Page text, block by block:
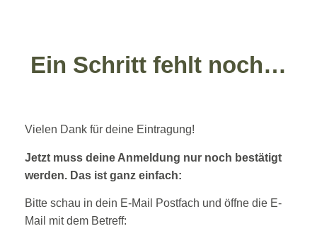
Ein Schritt fehlt noch…
Vielen Dank für deine Eintragung!
Jetzt muss deine Anmeldung nur noch bestätigt
werden. Das ist ganz einfach:
Bitte schau in dein E-Mail Postfach und öffne die E-
Mail mit dem Betreff: